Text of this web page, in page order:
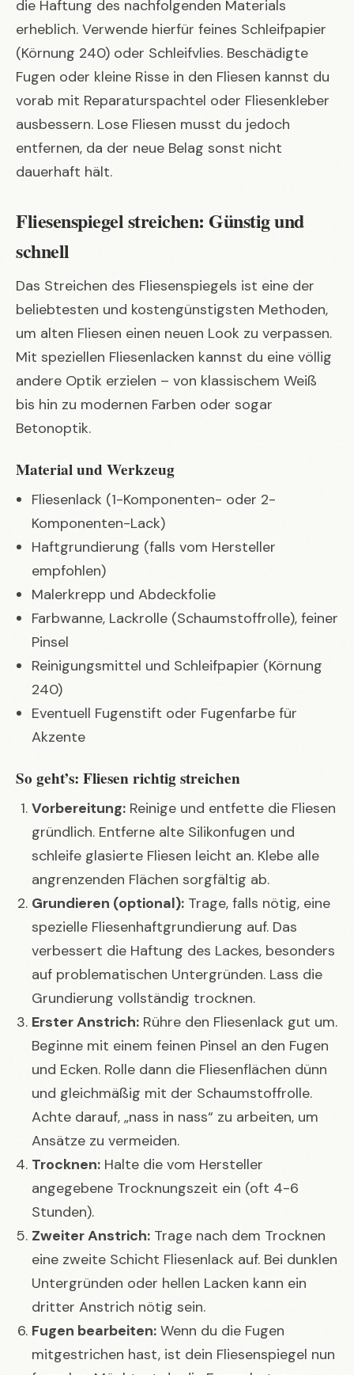
die Haftung des nachfolgenden Materials
erheblich. Verwende hierfür feines Schleifpapier
(Körnung 240) oder Schleifvlies. Beschädigte
Fugen oder kleine Risse in den Fliesen kannst du
vorab mit Reparaturspachtel oder Fliesenkleber
ausbessern. Lose Fliesen musst du jedoch
entfernen, da der neue Belag sonst nicht
dauerhaft hält.
Fliesenspiegel streichen: Günstig und
schnell
Das Streichen des Fliesenspiegels ist eine der
beliebtesten und kostengünstigsten Methoden,
um alten Fliesen einen neuen Look zu verpassen.
Mit speziellen Fliesenlacken kannst du eine völlig
andere Optik erzielen – von klassischem Weiß
bis hin zu modernen Farben oder sogar
Betonoptik.
Material und Werkzeug
Fliesenlack (1-Komponenten- oder 2-
Komponenten-Lack)
Haftgrundierung (falls vom Hersteller
empfohlen)
Malerkrepp und Abdeckfolie
Farbwanne, Lackrolle (Schaumstoffrolle), feiner
Pinsel
Reinigungsmittel und Schleifpapier (Körnung
240)
Eventuell Fugenstift oder Fugenfarbe für
Akzente
So geht’s: Fliesen richtig streichen
Vorbereitung: Reinige und entfette die Fliesen
gründlich. Entferne alte Silikonfugen und
schleife glasierte Fliesen leicht an. Klebe alle
angrenzenden Flächen sorgfältig ab.
Grundieren (optional): Trage, falls nötig, eine
spezielle Fliesenhaftgrundierung auf. Das
verbessert die Haftung des Lackes, besonders
auf problematischen Untergründen. Lass die
Grundierung vollständig trocknen.
Erster Anstrich: Rühre den Fliesenlack gut um.
Beginne mit einem feinen Pinsel an den Fugen
und Ecken. Rolle dann die Fliesenflächen dünn
und gleichmäßig mit der Schaumstoffrolle.
Achte darauf, „nass in nass“ zu arbeiten, um
Ansätze zu vermeiden.
Trocknen: Halte die vom Hersteller
angegebene Trocknungszeit ein (oft 4-6
Stunden).
Zweiter Anstrich: Trage nach dem Trocknen
eine zweite Schicht Fliesenlack auf. Bei dunklen
Untergründen oder hellen Lacken kann ein
dritter Anstrich nötig sein.
Fugen bearbeiten: Wenn du die Fugen
mitgestrichen hast, ist dein Fliesenspiegel nun